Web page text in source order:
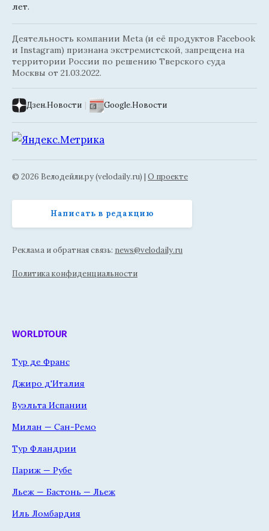
лет.
Деятельность компании Meta (и её продуктов Facebook
и Instagram) признана экстремистской, запрещена на
территории России по решению Тверского суда
Москвы от 21.03.2022.
Дзен.Новости | Google.Новости
© 2026 Велодейли.ру (velodaily.ru) | О проекте
Написать в редакцию
Реклама и обратная связь: news@velodaily.ru
Политика конфиденциальности
WORLDTOUR
Тур де Франс
Джиро д'Италия
Вуэльта Испании
Милан — Сан-Ремо
Тур Фландрии
Париж — Рубе
Льеж — Бастонь — Льеж
Иль Ломбардия